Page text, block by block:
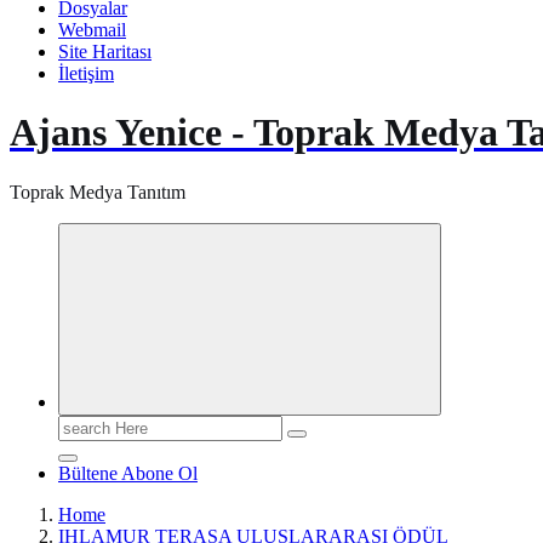
Dosyalar
Webmail
Site Haritası
İletişim
Ajans Yenice - Toprak Medya
Toprak Medya Tanıtım
Search
for:
Bültene Abone Ol
Home
IHLAMUR TERASA ULUSLARARASI ÖDÜL